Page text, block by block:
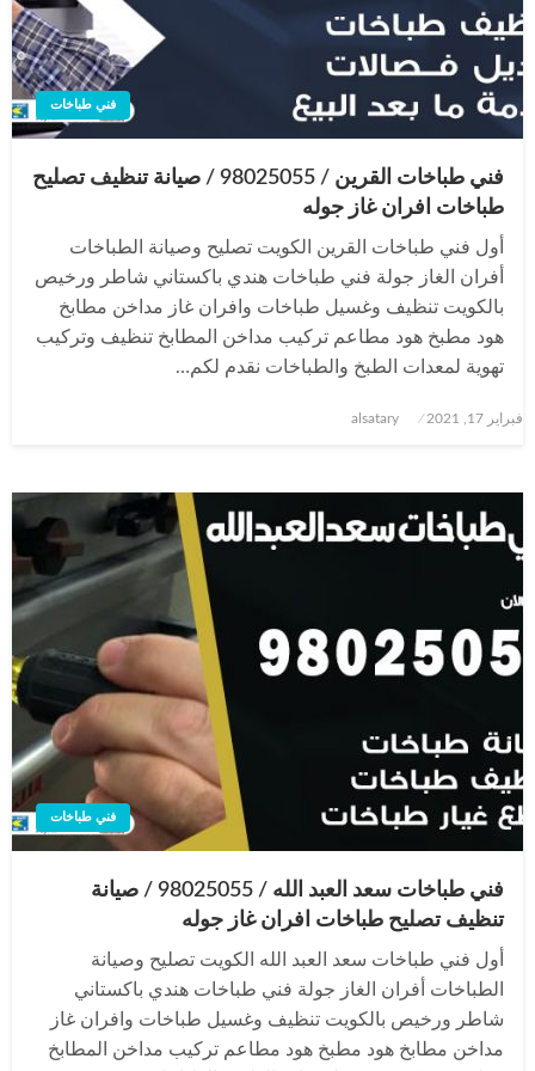
فني طباخات
فني طباخات القرين / 98025055 / صيانة تنظيف تصليح
طباخات افران غاز جوله
أول فني طباخات القرين الكويت تصليح وصيانة الطباخات
أفران الغاز جولة فني طباخات هندي باكستاني شاطر ورخيص
بالكويت تنظيف وغسيل طباخات وافران غاز مداخن مطابخ
هود مطبخ هود مطاعم تركيب مداخن المطابخ تنظيف وتركيب
تهوية لمعدات الطبخ والطباخات نقدم لكم…
نُشر
فبراير 17, 2021 alsatary
فني طباخات
فني طباخات سعد العبد الله / 98025055 / صيانة
تنظيف تصليح طباخات افران غاز جوله
أول فني طباخات سعد العبد الله الكويت تصليح وصيانة
الطباخات أفران الغاز جولة فني طباخات هندي باكستاني
شاطر ورخيص بالكويت تنظيف وغسيل طباخات وافران غاز
مداخن مطابخ هود مطبخ هود مطاعم تركيب مداخن المطابخ